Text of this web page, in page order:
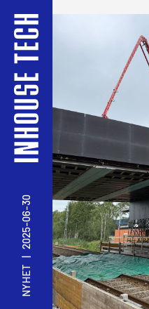
NYHET
|
2025-06-30